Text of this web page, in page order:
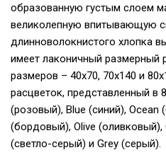
образованную густым слоем
великолепную впитывающую
длинноволокнистого хлопка
имеет лаконичный размерный
размеров – 40х70, 70х140 и
расцветок, представленный в
(розовый), Blue (синий), Ocean
(бордовый), Olive
(светло-серый) и Grey (серый).